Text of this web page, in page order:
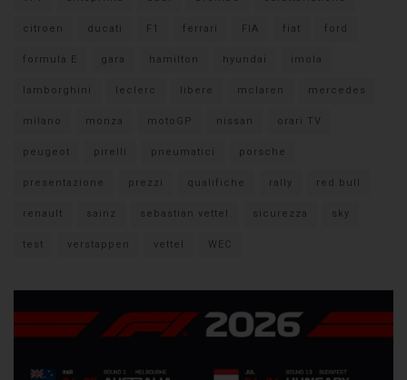
citroen ducati F1 ferrari FIA fiat ford
formula E gara hamilton hyundai imola
lamborghini leclerc libere mclaren mercedes
milano monza motoGP nissan orari TV
peugeot pirelli pneumatici porsche
presentazione prezzi qualifiche rally red bull
renault sainz sebastian vettel sicurezza sky
test verstappen vettel WEC